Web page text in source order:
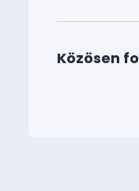
Közösen